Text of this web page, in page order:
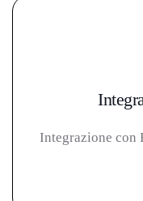
Integrazione con